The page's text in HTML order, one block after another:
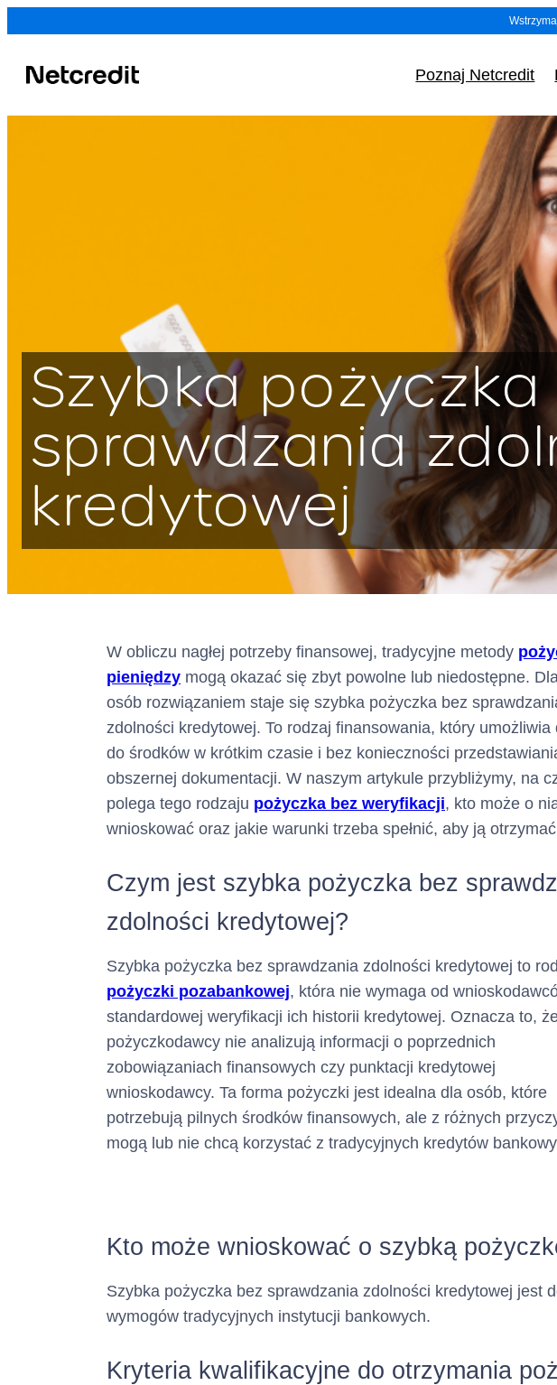
Poznaj Netcredit
Szybka pożyczka
sprawdzania
kredytowej
W obliczu nagłej potrzeby finansowej, tradycyjne metody
pieniędzy mogą okazać się zbyt powolne lub niedostępne.
osób rozwiązaniem staje się szybka pożyczka bez
zdolności kredytowej. To rodzaj finansowania, który umożliwia
do środków w krótkim czasie i bez konieczności
obszernej dokumentacji. W naszym artykule przybliżymy, na
polega tego rodzaju pożyczka bez weryfikacji, kto może o
wnioskować oraz jakie warunki trzeba spełnić, aby ją
Czym jest szybka pożyczka bez
zdolności kredytowej?
Szybka pożyczka bez sprawdzania zdolności kredytowej to
pożyczki pozabankowej, która nie wymaga od
standardowej weryfikacji ich historii kredytowej. Oznacza to,
pożyczkodawcy nie analizują informacji o poprzednich
zobowiązaniach finansowych czy punktacji kredytowej
wnioskodawcy. Ta forma pożyczki jest idealna dla osób, które
potrzebują pilnych środków finansowych, ale z różnych
mogą lub nie chcą korzystać z tradycyjnych kredytów
1. Imię, nazwisko (nazwa) i adres
Adres :
(siedziba)
Adres do doręczeń elektronicznych:
(wpisany do bazy adresów
Numer telefonu :
(informacja ta ma charakter
elektronicznej :
(informacja ta ma charakter
Numer faksu :
(informacja ta ma charakter
(informacja ta ma charakter
Pośrednik kredytowy
Kto może wnioskować o szybką
Szybka pożyczka bez sprawdzania zdolności kredytowej jest
wymogów tradycyjnych instytucji bankowych.
Kryteria kwalifikacyjne do otrzymania